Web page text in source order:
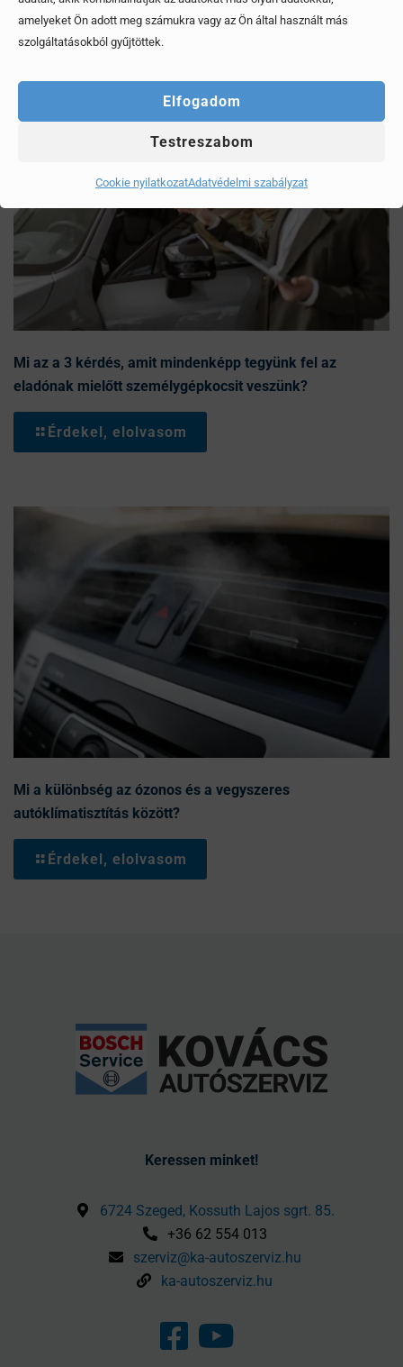
amelyeket Ön adott meg számukra vagy az Ön által használt más
szolgáltatásokból gyűjtöttek.
Elfogadom
Testreszabom
Cookie nyilatkozatAdatvédelmi szabályzat
Érdekel, elolvasom
Mi az a 3 kérdés, amit mindenképp tegyünk fel az
eladónak mielőtt személygépkocsit veszünk?
Érdekel, elolvasom
Mi a különbség az ózonos és a vegyszeres
autóklímatisztítás között?
Érdekel, elolvasom
Keressen minket!
6724 Szeged, Kossuth Lajos sgrt. 85.
+36 62 554 013
szerviz@ka-autoszerviz.hu
ka-autoszerviz.hu